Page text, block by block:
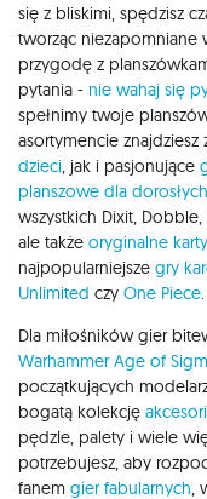
się z bliskimi, spędzisz
tworząc niezapomniane
przygodę z
pytania - nie wahaj się
spełnimy twoje
asortymencie
dzieci , jak i pasjonujące
planszowe dla dorosłych
wszystkich Dixit,
ale także oryginalne
najpopularniejsze gry
Unlimited czy One Piece
Dla miłośników gier
Warhammer Age of
początkujących
bogatą kolekcję
pędzle, palety i wiele
potrzebujesz, aby
fanem gier fabularnych